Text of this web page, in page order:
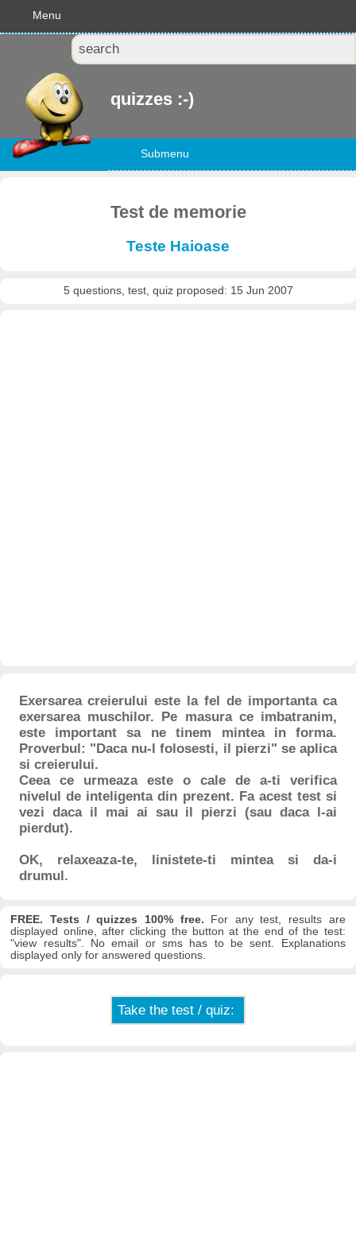
Menu
quizzes :-)
Submenu
Test de memorie
Teste Haioase
5 questions, test, quiz proposed: 15 Jun 2007
Exersarea creierului este la fel de importanta ca
exersarea muschilor. Pe masura ce imbatranim,
este important sa ne tinem mintea in forma.
Proverbul: "Daca nu-l folosesti, il pierzi" se aplica
si creierului.
Ceea ce urmeaza este o cale de a-ti verifica
nivelul de inteligenta din prezent. Fa acest test si
vezi daca il mai ai sau il pierzi (sau daca l-ai
pierdut).
OK, relaxeaza-te, linistete-ti mintea si da-i
drumul.
FREE. Tests / quizzes 100% free. For any test, results are
displayed online, after clicking the button at the end of the test:
"view results". No email or sms has to be sent. Explanations
displayed only for answered questions.